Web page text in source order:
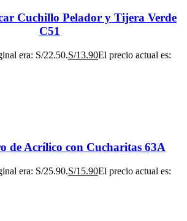
Cuchillo Pelador y Tijera Verde
C51
era: S/22.50.S/13.90El precio actual es:
de Acrílico con Cucharitas 63A
era: S/25.90.S/15.90El precio actual es: